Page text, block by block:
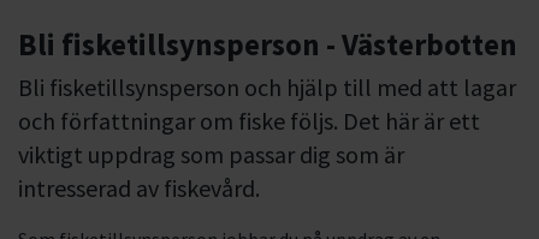
Bli fisketillsynsperson - Västerbotten
Bli fisketillsynsperson och hjälp till med att lagar
och författningar om fiske följs. Det här är ett
viktigt uppdrag som passar dig som är
intresserad av fiskevård.